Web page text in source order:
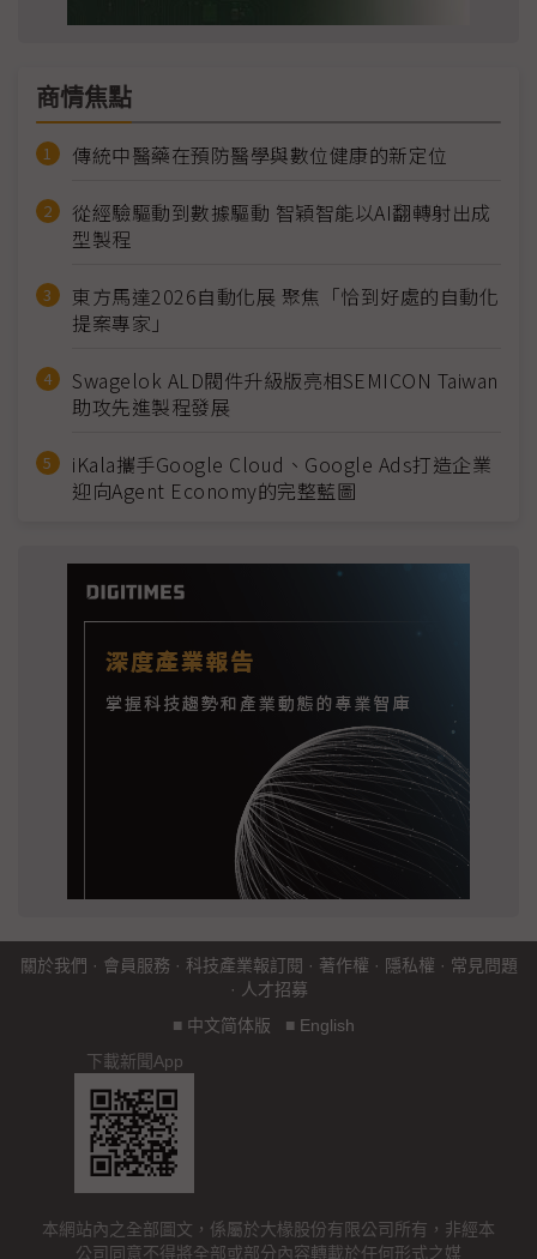
商情焦點
傳統中醫藥在預防醫學與數位健康的新定位
從經驗驅動到數據驅動 智穎智能以AI翻轉射出成
型製程
東方馬達2026自動化展 聚焦「恰到好處的自動化
提案專家」
Swagelok ALD閥件升級版亮相SEMICON Taiwan
助攻先進製程發展
iKala攜手Google Cloud、Google Ads打造企業
迎向Agent Economy的完整藍圖
關於我們 · 會員服務 · 科技產業報訂閱 · 著作權 · 隱私權 · 常見問題
· 人才招募
■ 中文简体版 ■ English
下載新聞App
本網站內之全部圖文，係屬於大椽股份有限公司所有，非經本
公司同意不得將全部或部分內容轉載於任何形式之媒